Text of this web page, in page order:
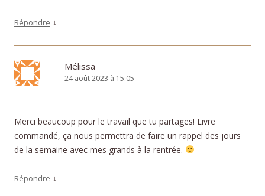
Répondre ↓
Mélissa
24 août 2023 à 15:05
Merci beaucoup pour le travail que tu partages! Livre
commandé, ça nous permettra de faire un rappel des jours
de la semaine avec mes grands à la rentrée.
Répondre ↓